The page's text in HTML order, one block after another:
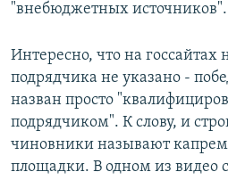
"внебюджетных источников".
Интересно, что на
подрядчика не указано -
назван просто
подрядчиком". К слову, и
чиновники называют
площадки. В одном из видео